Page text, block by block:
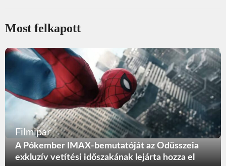
Most felkapott
Filmipar
A Pókember IMAX-bemutatóját az Odüsszeia
exkluzív vetítési időszakának lejárta hozza el